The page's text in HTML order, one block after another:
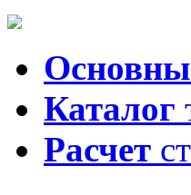
Каталог
Расчет